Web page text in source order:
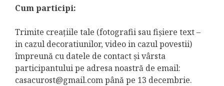
Cum participi:
Trimite creațiile tale (fotografii sau fișiere text –
in cazul decoratiunilor, video in cazul povestii)
împreună cu datele de contact și vârsta
participantului pe adresa noastră de email:
casacurost@gmail.compână pe 13 decembrie.